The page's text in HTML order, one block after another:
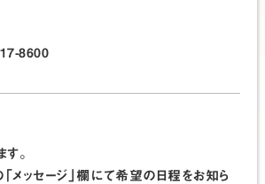
8600
。
「メッセージ」欄にて希望の日程をお知ら